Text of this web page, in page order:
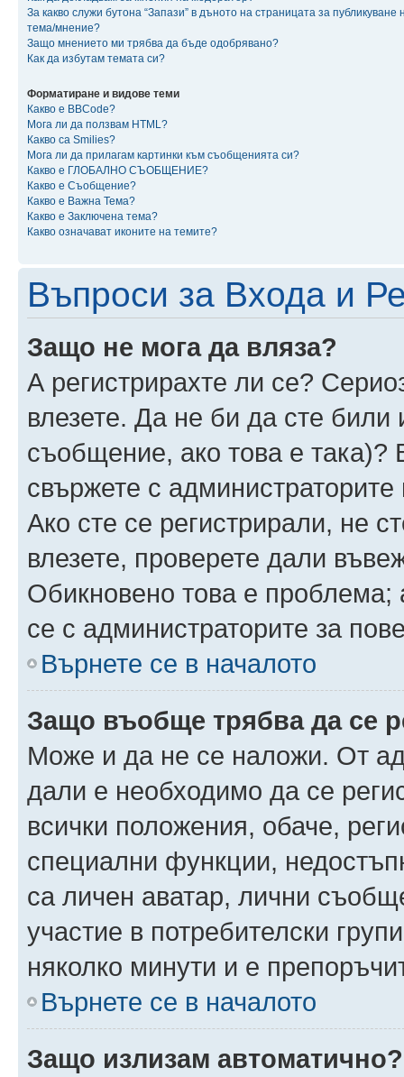
За какво служи бутона “Запази” в дъното на страницата за публикуване
тема/мнение?
Защо мнението ми трябва да бъде одобрявано?
Как да избутам темата си?
Форматиране и видове теми
Какво е BBCode?
Мога ли да ползвам HTML?
Какво са Smilies?
Мога ли да прилагам картинки към съобщенията си?
Какво е ГЛОБАЛНО СЪОБЩЕНИЕ?
Какво е Съобщение?
Какво е Важна Тема?
Какво е Заключена тема?
Какво означават иконите на темите?
Въпроси за Входа и
Защо не мога да вляза?
А регистрирахте ли се?
влезете. Да не би да сте
съобщение, ако това е така)?
свържете с
Ако сте се регистрирали, не
влезете, проверете дали
Обикновено това е проблема;
се с администраторите за
Върнете се в началото
Защо въобще трябва да се
Може и да не се наложи. От
дали е необходимо да се
всички положения, обаче,
специални функции,
са личен аватар, лични
участие в потребителски
няколко минути и е
Върнете се в началото
Защо излизам автоматично?